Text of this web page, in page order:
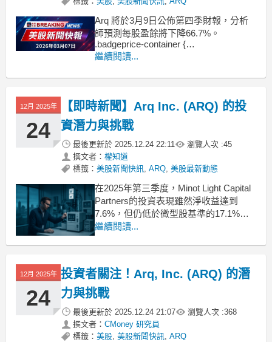
Arq 將於3月9日公佈第四季財報，分析
師預測每股盈餘將下降66.7%。
.badgeprice-container {
display: flex !important;
繼續閱讀...
12月 2025年
24
【即時新聞】Arq Inc. (ARQ) 的投
資潛力與挑戰
最後更新於 2025.12.24 22:11 瀏覽人次 :45
撰文者： 權知道
標籤： 美股新聞快訊, ARQ, 美股最新動態
在2025年第三季度，Minot Light Capital
Partners的投資表現雖然淨收益達到
7.6%，但仍低於微型股基準的17.1%回
報率。在其投資信中，Minot Light
繼續閱讀...
12月 2025年
24
投資者關注！Arq, Inc. (ARQ) 的潛
力與挑戰
最後更新於 2025.12.24 21:07 瀏覽人次 :368
撰文者： CMoney 研究員
標籤： 美股, 美股新聞快訊, ARQ